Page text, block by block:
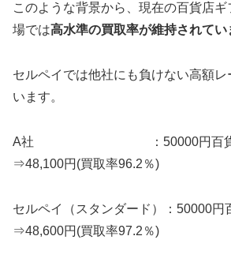
このような背景から、現在の百貨店
場では高水準の買取率が維持されてい
セルペイでは他社にも負けない高額
います。
A社 ：50000円百貨店ギ
⇒48,100円(買取率96.2％)
セルペイ（スタンダード）：50000円
⇒48,600円(買取率97.2％)